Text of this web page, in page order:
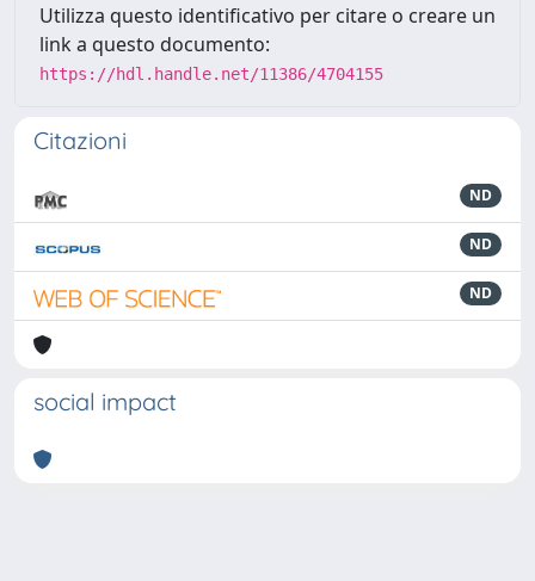
Utilizza questo identificativo per citare o creare un
link a questo documento:
https://hdl.handle.net/11386/4704155
Citazioni
ND
ND
ND
social impact